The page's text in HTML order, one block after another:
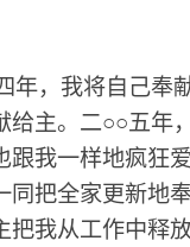
年，我将自己奉
给主。二○○五年
跟我一样地疯狂
把全家更新地奉
我从工作中释放